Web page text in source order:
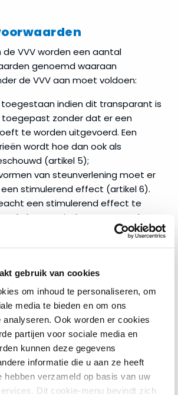
gebruik van cookies
om inhoud te personaliseren, om
media te bieden en om ons
Ook worden er cookies
partijen voor sociale media en
kunnen deze gegevens
informatie die u aan ze heeft
hebben verzameld op basis van uw
Dit cookie-menu bevindt zich
de VVV worden een aantal
genoemd waaraan
de VVV aan moet voldoen:
toegestaan indien dit transparant is
toegepast zonder dat er een
te worden uitgevoerd. Een
wordt hoe dan ook als
(artikel 5);
van steunverlening moet er
een stimulerend effect (artikel 6).
een stimulerend effect te
de begunstigde ervan, voordat
aan het project of de activiteit
betrokken lidstaat een
van brutobedragen, dus voor
In het geval er geen sprake
moet het brutosubsidie-
) gebruikt worden (artikel 7). Voor
van steun gelden nog overige
in dit artikel zijn terug te vinden.
van het steunelement kan
gemaakt van deStaatssteun
Kenniscentrum Europa Decentraal;